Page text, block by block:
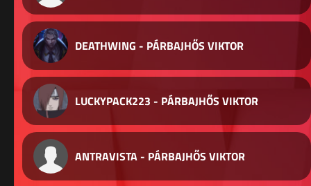
DEATHWING - PÁRBAJHŐS VIKTOR
LUCKYPACK223 - PÁRBAJHŐS VIKTOR
ANTRAVISTA - PÁRBAJHŐS VIKTOR